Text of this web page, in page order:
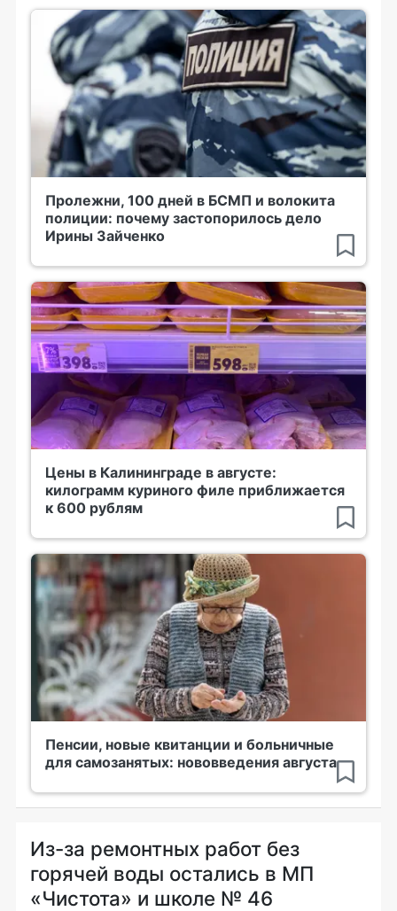
Пролежни, 100 дней в БСМП и волокита
полиции: почему застопорилось дело
Ирины Зайченко
Цены в Калининграде в августе:
килограмм куриного филе приближается
к 600 рублям
Пенсии, новые квитанции и больничные
для самозанятых: нововведения августа
Из-за ремонтных работ без
горячей воды остались в МП
«Чистота» и школе № 46